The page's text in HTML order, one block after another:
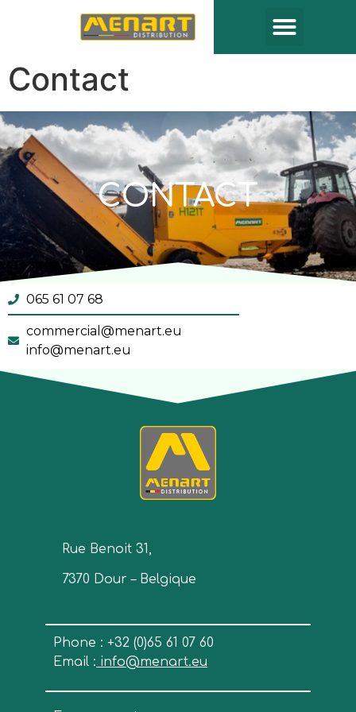
Contact
CONTACT
065 61 07 68
commercial@menart.eu
info@menart.eu​
Rue Benoit 31,
7370 Dour – Belgique
Phone : +32 (0)65 61 07 60
Email : info@menart.eu